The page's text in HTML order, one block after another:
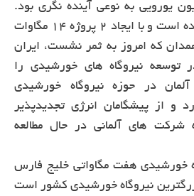
گذاری 15 میلیون یورویی به نوعی آینده نگری بود.
خورشید منبع انرژی آینده است و با ایجاد 2 پروژه 14 مگاوات
که امروز به ثمر نشست، ایران
نیروگاه های خورشیدی را
در حوزه نیروگاه خورشیدی
و از پیشگامان انرژی تجدیدپذیر
های آلمانی در حال مطالعه
خورشیدی هفت مگاواتی خلیج فارس
نیروگاه خورشیدی کشور است